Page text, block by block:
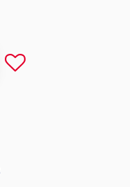
Lägg till i favoriter